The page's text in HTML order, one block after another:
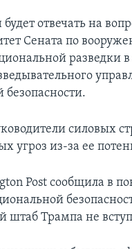
отвечать на
Сената по
разведки
силовых
угроз из-за ее
Post сообщила в
Трампа не